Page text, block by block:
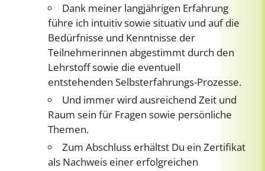
Dank meiner langjährigen Erfahrung
führe ich intuitiv sowie situativ und auf die
Bedürfnisse und Kenntnisse der
Teilnehmerinnen abgestimmt durch den
Lehrstoff sowie die eventuell
entstehenden Selbsterfahrungs-Prozesse.
Und immer wird ausreichend Zeit und
Raum sein für Fragen sowie persönliche
Themen.
Zum Abschluss erhältst Du ein Zertifikat
als Nachweis einer erfolgreichen